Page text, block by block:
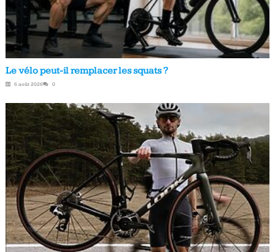
Le vélo peut-il remplacer les squats ?
6 août 2026 0